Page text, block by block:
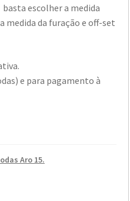
escolher a medida
medida da furação e off-set
e para pagamento à
Aro 15.